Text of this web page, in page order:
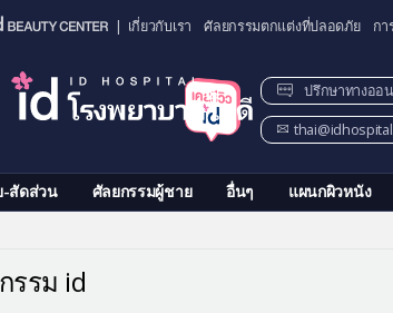
| เกี่ยวกับเรา ศัลยกรรมตกแต่งที่ปลอดภัย ก
-สัดส่วน ศัลยกรรมผู้ชาย อื่นๆ แผนกผิวหนัง
ปรึกษาทางออ
รรม id